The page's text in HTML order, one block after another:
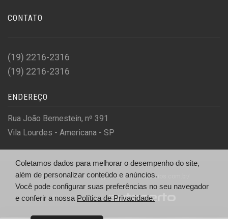
CONTATO
(19) 2216-2316
(19) 2216-2316
ENDEREÇO
Rua João Bernestein, nº 391
Vila Lourdes - Americana - SP
© GP Veículos - http://gpveiculoseconsorcios.com.br/
Desenvolvido por
Coletamos dados para melhorar o desempenho do site,
além de personalizar conteúdo e anúncios.
Você pode configurar suas preferências no seu navegador
e conferir a nossa Política de Privacidade.